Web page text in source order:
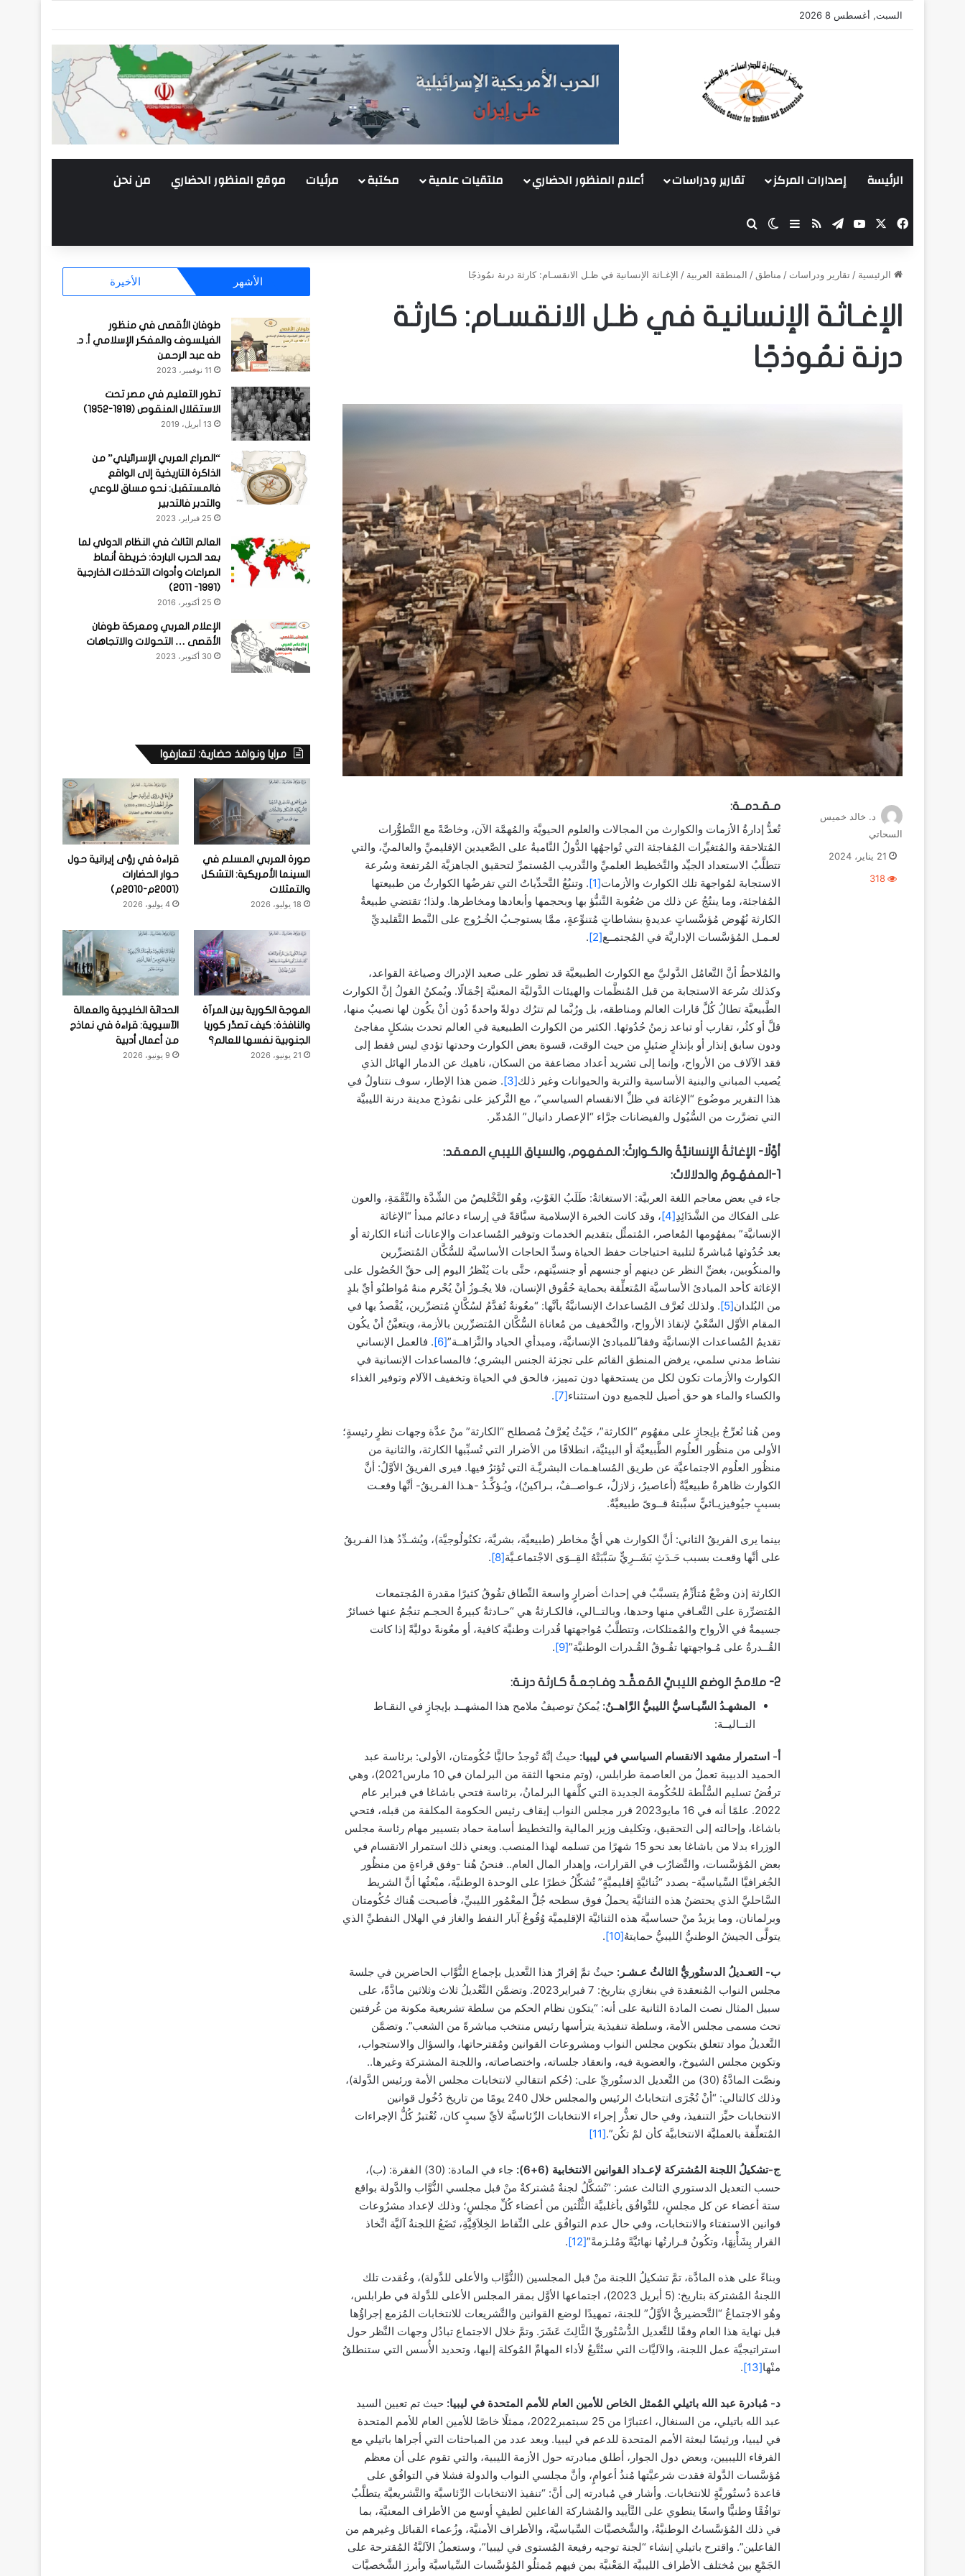
السبت, أغسطس 8 2026
الرئيسة إصدارات المركز تقارير ودراسات أعلام المنظور الحضاري ملتقيات علمية مكتبة مرئيات موقع المنظور الحضاري من نحن
فيسبوك ‫YouTube
تيلقرامملخص الموقع RSS
إضافة عمود جانبي
الوضع المظلم
الرئيسية /تقارير ودراسات / مناطق/ المنطقة العربية / الإغـاثة الإنسانية في ظـل الانقسـام: كارثة درنة نمُوذجًا
الإغـاثة الإنسانية في ظـل الانقسـام: كارثة
درنة نمُوذجًا
مـقـدمــة:
تُعدُّ إدارةُ الأزمات والكوارث من المجالات والعلوم الحيويَّة والمُهمَّة الآن، وخاصَّةً مع التَّطوُّرات
المُتلاحقة والمُتغيِّرات المُفاجئة التي تُواجهُها الدُّولُ النَّاميةُ على الصَّعيدين الإقليميِّ والعالميِّ، والتي
تتطلَّبُ الاستعداد الجيِّد والتَّخطيط العلميِّ والتَّدريب المُستمرِّ لتحقيق الجاهزيَّة المُرتفعة وسُرعة
الاستجابة لمُواجهة تلك الكوارث والأزمات[1]
. وتنبُعُ التَّحدِّياتُ التي تفرضُها الكوارثُ من طبيعتها
المُفاجئة، وما ينتُجُ عن ذلك من صُعُوبة التَّنبُّؤ بها وبحجمها وأبعادها ومخاطرها. ولذا؛ تقتضي طبيعةُ
الكارثة نُهُوض مُؤسَّساتٍ عديدةٍ بنشاطاتٍ مُتنوِّعةٍ، ممَّا يستوجـبُ الخُـرُوج على النَّمط التَّقليديِّ
لعـمـل المُؤسَّسات الإداريَّة في المُجتمــع[2]
.
والمُلاحظُ أنَّ التَّعامُل الدَّوليَّ مع الكوارث الطبيعيَّة قد تطور على صعيد الإدراك وصياغة القواعد،
وكذلك سُرعة الاستجابة من قبل المُنظَّمات والهيئات الدَّوليَّة المعنيَّة إجْمَالًا. ويُمكنُ القولُ إنَّ الكوارث
الطَّبيعيَّة تطالُ كُلَّ قارات العالم ومناطقه، بل ورُبَّما لم تترُك دولةً واحدةً دُون أنْ يكُون لها نصيبٌ منها،
قلَّ أو كثُر، تقارب أو تباعد زمنُ حُدُوثها. الكثير من الكوارث الطبيعية في العالم تحدث بشكلٍ مفاجئ
ودون سابق إنذار أو بإنذارٍ ضئيلٍ من حيث الوقت، قسوة بعض الكوارث وحدتها تؤدي ليس فقط إلى
فقد الآلاف من الأرواح، وإنما إلى تشريد أعداد مضاعفة من السكان، ناهيك عن الدمار الهائل الذي
يُصيب المباني والبنية الأساسية والتربة والحيوانات وغير ذلك[3]
. ضمن هذا الإطار، سوف نتناولُ في
هذا التقرير موضُوع “الإغاثة في ظلِّ الانقسام السياسي”، مع التَّركيز على نمُوذج مدينة درنة الليبيَّة
التي تضرَّرت من السُّيُول والفيضانات جرَّاء “الإعصار دانيال” المُدمِّر.
أوَّلًا- الإغاثةُ الإنسانيَّةُ والكـوارثُ: المفهوم، والسياق الليبي المعقد:
1-المفهُـومُ والدلالاتُ:
جاء في بعض معاجم اللغة العربيَّة: الاستغاثةُ: طَلَبُ الغَوْثِ، وهُو التَّخْليصُ من الشِّدَّة والنِّقْمَةِ، والعون
على الفكاك من الشَّدَائِدِ[4]
، وقد كانت الخبرة الإسلامية سبَّاقةً في إرساء دعائم مبدأ “الإغاثة
الإنسانيَّة” بمفهُومها المُعاصر، المُتمثِّل بتقديم الخدمات وتوفير المُساعدات والإعانات أثناء الكارثة أو
بعد حُدُوثها مُباشرةً لتلبية احتياجات حفظ الحياة وسدِّ الحاجات الأساسيَّة للسُّكَّان المُتضرِّرين
والمنكُوبين، بغضِّ النظر عن دينهم أو جنسهم أو جنسيَّتهم، حتَّى بات يُنْظرُ اليوم إلى حقِّ الحُصُول على
الإغاثة كأحد المبادئ الأساسيَّة المُتعلِّقة بحماية حُقُوق الإنسان، فلا يجُـوزُ أنْ يُحْرم منهُ مُواطنُو أيِّ بلدٍ
من البُلدان[5]
. ولذلك تُعرَّف المُساعداتُ الإنسانيَّةُ بأنَّها: “معُونةٌ تُقدَّمُ لسُكَّانٍ مُتضرِّرين، يُقْصدُ بها في
المقام الأوَّل السَّعْيُ لإنقاذ الأرواح، والتَّخفيف من مُعاناة السُّكَّان المُتضرِّرين بالأزمة، ويتعيَّنُ أنْ يكُون
تقديمُ المُساعدات الإنسانيَّة وفقا ًللمبادئ الإنسانيَّة، ومبدأي الحياد والنَّزاهــة”[6]
. فالعمل الإنساني
نشاط مدني سلمي، يرفض المنطق القائم على تجزئة الجنس البشري؛ فالمساعدات الإنسانية في
الكوارث والأزمات تكون لكل من يستحقها دون تمييز، فالحق في الحياة وتخفيف الآلام وتوفير الغذاء
والكساء والماء هو حق أصيل للجميع دون استثناء[7]
.
ومن هُنا نُعرِّجُ بإيجازٍ على مفهُوم “الكارثة”، حَيْثُ يُعرَّفُ مُصطلح “الكارثة” منْ عدَّة وجهات نظرٍ رئيسةٍ؛
الأولى من منظُور العلُوم الطَّبيعيَّة أو البيئيَّة، انطلاقًا من الأضرار التي تُسبِّبها الكارثة، والثانية من
منظُور العلُوم الاجتماعيَّة عن طريق المُساهـمات البشريَّـة التي تُؤثرُ فيها. فيرى الفريقُ الأوَّلُ: أنَّ
الكوارث ظاهرةٌ طبيعيَّةٌ (أعاصيرٌ، زلازلٌ، عـواصــفٌ، بـراكينٌ)، ويُـؤكِّـدُ -هـذا الفـريقُ- أنَّها وقعـت
بسببٍ جيُوفيزيـائيٍّ سبَّبتهُ قــوىً طبيعيَّةٌ.
بينما يرى الفريقُ الثاني: أنَّ الكوارث هي أيُّ مخاطر (طبيعيَّة، بشريَّة، تكنُولُوجيَّة)، ويُشـدِّدُ هذا الفـريقُ
على أنَّها وقعـت بسبب حَـدَثٍ بَشَــرِيٍّ سَبَّبَتْهُ القِــوَى الاجْتماعـيَّة[8]
.
الكارثة إذن وضْعٌ مُتأزِّمٌ يتسبَّبُ في إحداث أضرارٍ واسعة النِّطاق تفُوقُ كثيرًا مقدرة المُجتمعات
المُتضرِّرة على التَّعـافي منها وحدها، وبالتــالي، فالكـارثةُ هي “حـادثةٌ كبيرةُ الحجـم تنجُمُ عنها خسائرٌ
جسيمةٌ في الأرواح والمُمتلكات، وتتطلَّبُ مُواجهتها قُدرات وطنيَّة كافية، أو معُونةً دوليَّةً إذا كانت
القُــدرةُ على مُـواجهتها تفُـوقُ القُـدرات الوطنيَّة”[9]
.
2- ملامحُ الوضع الليبيِّ المُعقَّـد وفـاجعـةُ كـارثة درنـة:
المشهـدُ السِّيـاسيُّ الليبيُّ الرَّاهــنُ: يُمكنُ توصيفُ ملامح هذا المشهــد بإيجازٍ في النقـاط
التــاليــة:
أ- استمرار مشهد الانقسام السياسي في ليبيا: حيثُ إنَّهُ تُوجدُ حاليًّا حُكُومتان، الأولى: برئاسة عبد
الحميد الدبيبة تعملُ من العاصمة طرابلس، (وتم منحها الثقة من البرلمان في 10 مارس2021)، وهي
ترفُضُ تسليم السُّلْطة للحُكُومة الجديدة التي كلَّفها البرلمانُ، برئاسة فتحي باشاغا في فبراير عام
2022. علمًا أنه في 16 مايو2023 قرر مجلس النواب إيقاف رئيس الحكومة المكلفة من قبله، فتحي
باشاغا، وإحالته إلى التحقيق، وتكليف وزير المالية والتخطيط أسامة حماد بتسيير مهام رئاسة مجلس
الوزراء بدلا من باشاغا بعد نحو 15 شهرًا من تسلمه لهذا المنصب. ويعني ذلك استمرار الانقسام في
بعض المُؤسَّسات، والتَّضارُب في القرارات، وإهدار المال العام.. فنحنُ هُنا -وفق قراءةٍ من منظُور
الجُغرافيَّا السِّياسيَّة- بصدد “ثُنائيَّةٍ إقليميَّةٍ” تُشكِّلُ خطرًا على الوحدة الوطنيَّة، مبْعثُها أنَّ الشريط
السَّاحليَّ الذي يحتضنُ هذه الثنائيَّة يحملُ فوق سطحه جُلَّ المعْمُور الليبيِّ، فأصبحت هُناك حُكُومتان
وبرلمانان، وما يزيدُ منْ حساسيَّة هذه الثنائيَّة الإقليميَّة وُقُوعُ آبار النفط والغاز في الهلال النفطيِّ الذي
يتولَّى الجيشُ الوطنيُّ الليبيُّ حمايتهُ[10]
.
ب- التعـديلُ الدستُوريُّ الثالثُ عـشـر: حيثُ تمَّ إقرارُ هذا التَّعديل بإجماع النُّوَّاب الحاضرين في جلسة
مجلس النواب المُنعقدة في بنغازي بتاريخ: 7 فبراير2023. وتضمَّن التَّعْديلُ ثلاث وثلاثين مادَّةً، على
سبيل المثال نصت المادة الثانية على أنه: “يتكون نظام الحكم من سلطة تشريعية مكونة من غُرفتين
تحث مسمى مجلس الأمة، وسلطة تنفيذية يترأسها رئيس منتخب مباشرةً من الشعب”. وتضمَّن
التَّعديلُ مواد تتعلق بتكوين مجلس النواب ومشروعات القوانين ومُقترحاتها، والسؤال والاستجواب،
وتكوين مجلس الشيوخ، والعضوية فيه، وانعقاد جلساته، واختصاصاته، واللجنة المشتركة وغيرها..
ونصَّت المادَّةُ (30) من التَّعديل الدستُوريِّ على: (حُكم انتقالي لانتخابات مجلس الأمة ورئيس الدَّولة)،
وذلك كالتالي: “أنْ تُجْرَى انتخاباتُ الرئيس والمجلس خلال 240 يومًا من تاريخ دُخُول قوانين
الانتخابات حيِّز التنفيذ، وفي حال تعذُّر إجراء الانتخابات الرِّئاسيَّة لأيِّ سببٍ كان، تُعْتبرُ كُلُّ الإجراءات
المُتعلِّقة بالعمليَّة الانتخابيَّة كأن لمْ تكُن”.[11]
ج-تشكيلُ اللجنة المُشتركة لإعـداد القوانين الانتخابية (6+6):
جاء في المادة: (30) الفقرة: (ب)،
حسب التعديل الدستوري الثالث عشر: “تُشكَّلُ لجنةٌ مُشتركةٌ منْ قبل مجلسي النُّوَّاب والدَّولة بواقع
ستة أعضاء عن كل مجلسٍ، للتَّوافُق بأغلبيَّة الثُّلُثين من أعضاء كُلِّ مجلسٍ؛ وذلك لإعداد مشرُوعات
قوانين الاستفتاء والانتخابات، وفي حال عدم التوافُق على النِّقاط الخِلاَفِيَّةِ، تَضَعُ اللجنةُ آليَّة اتِّخاذ
القرار بِشَأْنِهَا، وتكُونُ قـرارتُها نهائيَّةً ومُلـزمةً”[12]
.
وبناءً على هذه المادَّة، تمَّ تشكيلُ اللجنة منْ قبل المجلسين (النُّوَّاب والأعلى للدَّولة)، وعُقدت تلك
اللجنةُ المُشتركة بتاريخ: (5 أبريل 2023)، اجتماعها الأوَّل بمقر المجلس الأعلى للدَّولة في طرابلس،
وهُو الاجتماعُ “التَّحضيريُّ الأوَّلُ” للجنة، تمهيدًا لوضع القوانين والتَّشريعات للانتخابات المُزمع إجراؤُها
قبل نهاية هذا العام وفقًا للتَّعديل الدُّسْتُوريِّ الثَّالِثَ عَشَرَ. وتمَّ خلال الاجتماع تبادُل وجهات النَّظر حول
استراتيجيَّة عمل اللجنة، والآليَّات التي ستُتَّبعُ لأداء المهامِّ المُوكلة إليها، وتحديد الأُسس التي ستنطلقُ
منْها[13]
.
د- مُبادرة عبد الله باتيلي المُمثل الخاص للأمين العام للأمم المتحدة في ليبيا: حيث تم تعيين السيد
عبد الله باتيلي، من السنغال، اعتبارًا من 25 سبتمبر2022، ممثلًا خاصًا للأمين العام للأمم المتحدة
في ليبيا، ورئيسًا لبعثة الأمم المتحدة للدعم في ليبيا. وبعد عدد من المباحثات التي أجراها باتيلي مع
الفرقاء الليبيين، وبعض دول الجوار، أطلق مبادرته حول الأزمة الليبية، والتي تقوم على أن معظم
مُؤسَّسات الدَّولة فقدت شرعيَّتها مُنذُ أعوامٍ، وأنَّ مجلسي النواب والدولة فشلا في التوافُق على
قاعدة دُستُوريَّةٍ للانتخابات. وأشار في مُبادرته إلى أنَّ: “تنفيذ الانتخابات الرِّئاسيَّة والتَّشريعيَّة يتطلَّبُ
توافُقًا وطنيًّا واسعًا ينطوي على التَّأييد والمُشاركة الفاعلين لطيفٍ أوسع من الأطراف المعنيَّة، بما
في ذلك المُؤسَّساتُ الوطنيَّةُ، والشَّخصيَّات السِّياسيَّة، والأطراف الأمنيَّة، وزُعماء القبائل وغيرهم من
الفاعلين”. واقترح باتيلي إنشاء “لجنة توجيه رفيعة المُستوى في ليبيا”، وستعملُ الآليَّةُ المُقترحة على
الجَمْعِ بين مُختلف الأطراف الليبيَّة المَعْنيَّة بمن فيهم مُمثلُو المُؤسَّسات السِّياسيَّة وأبرز الشَّخصيَّات
د. خالد خميس
السحاتي
21 يناير، 2024
318
الأشهر الأخيرة
طوفان الأقصى في منظور
الفيلسوف والمفكر الإسلامي أ. د.
طه عبد الرحمن
11 نوفمبر، 2023
تطور التعليم في مصر تحت
الاستقلال المنقوص (1919-1952)
13 أبريل، 2019
“الصراع العربي الإسرائيلي” من
الذاكرة التاريخية إلى الواقع
فالمستقبل: نحو مساق للوعي
والتدبر فالتدبير
25 فبراير، 2023
العالم الثالث في النظام الدولي لما
بعد الحرب الباردة: خريطة أنماط
الصراعات وأدوات التدخلات الخارجية
(1991- 2011)
25 أكتوبر، 2016
الإعلام العربي ومعركة طوفان
الأقصى … التحولات والاتجاهات
30 أكتوبر، 2023
مرايا ونوافذ حضارية: لتعارفوا
صورة العربي المسلم في
السينما الأمريكية: التشكل
والتمثلات
18 يوليو، 2026
قراءة في رؤى إيرانية حول
حوار الحضارات
(2001م-2010م)
4 يوليو، 2026
الموجة الكورية بين المرآة
والنافذة: كيف تصدِّر كوريا
الجنوبية نفسها للعالم؟
21 يونيو، 2026
الحداثة الخليجية والعمالة
الآسيوية: قراءة في نماذج
من أعمال أدبية
9 يونيو، 2026